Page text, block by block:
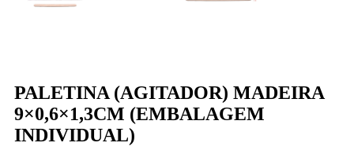
PALETINA (AGITADOR) MADEIRA
9×0,6×1,3CM (EMBALAGEM
INDIVIDUAL)